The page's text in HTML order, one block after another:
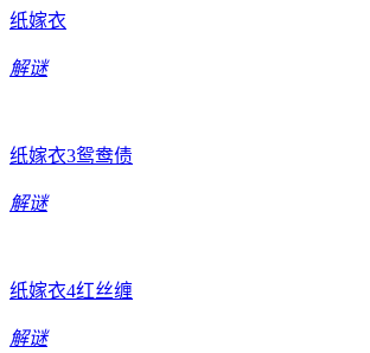
纸嫁衣
解谜
纸嫁衣3鸳鸯债
解谜
纸嫁衣4红丝缠
解谜